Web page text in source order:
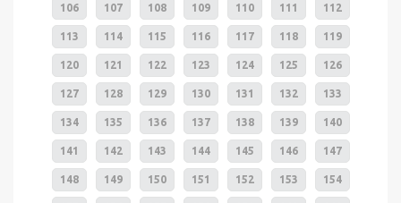
106 107 108 109 110 111 112
113 114 115 116 117 118 119
120 121 122 123 124 125 126
127 128 129 130 131 132 133
134 135 136 137 138 139 140
141 142 143 144 145 146 147
148 149 150 151 152 153 154